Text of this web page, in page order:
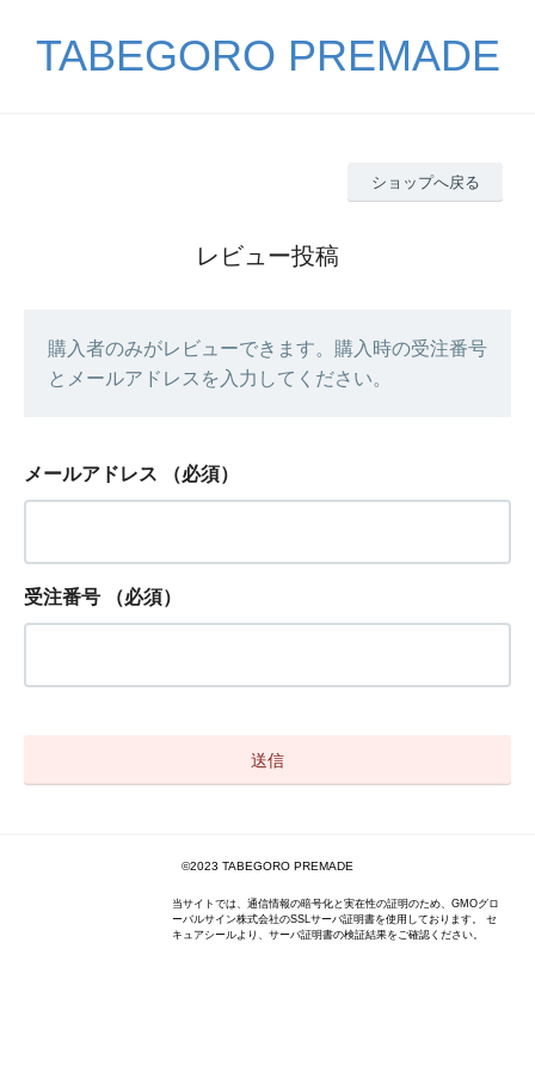
TABEGORO PREMADE
ショップへ戻る
レビュー投稿
購入者のみがレビューできます。購入時の受注番号
とメールアドレスを入力してください。
メールアドレス （必須）
受注番号 （必須）
©2023 TABEGORO PREMADE
当サイトでは、通信情報の暗号化と実在性の証明のため、GMOグロ
ーバルサイン株式会社のSSLサーバ証明書を使用しております。 セ
キュアシールより、サーバ証明書の検証結果をご確認ください。